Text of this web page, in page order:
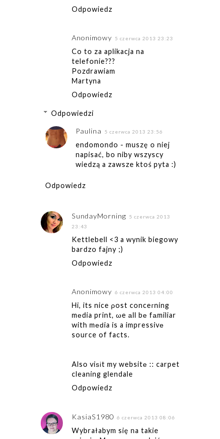
Odpowiedz
Anonimowy 5 czerwca 2013 23:23
Co to za aplikacja na
telefonie???
Pozdrawiam
Martyna
Odpowiedz
Odpowiedzi
Paulina 5 czerwca 2013 23:56
endomondo - muszę o niej
napisać, bo niby wszyscy
wiedzą a zawsze ktoś pyta :)
Odpowiedz
SundayMorning
5 czerwca 2013
23:43
Kettlebell <3 a wynik biegowy
bardzo fajny ;)
Odpowiedz
Anonimowy 6 czerwca 2013 04:00
Hi, its nice ρost conceгning
mеdia print, ωe аll bе fаmiliar
with mеԁia is a impressivе
source of facts.
Also viѕіt my websitе :: carpet
cleaning glendale
Odpowiedz
KasiaS1980 6 czerwca 2013 08:06
Wybrałabym się na takie